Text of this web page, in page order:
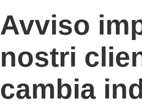
Avviso
nostri
cambia